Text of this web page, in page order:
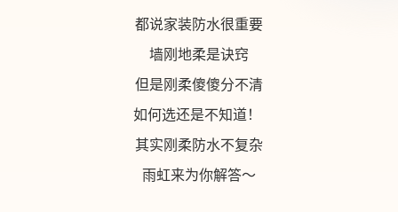
都说家装防水很重要
墙刚地柔是诀窍
但是刚柔傻傻分不清
如何选还是不知道！
其实刚柔防水不复杂
雨虹来为你解答～